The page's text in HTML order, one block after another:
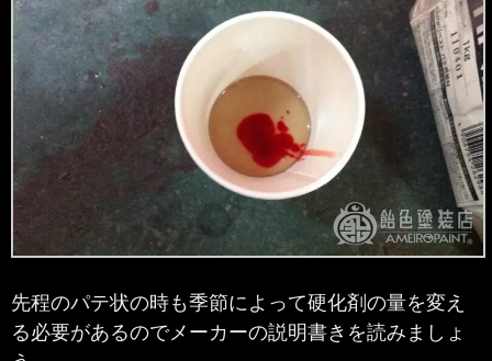
先程のパテ状の時も季節によって硬化剤の量を変え
る必要があるのでメーカーの説明書きを読みましょ